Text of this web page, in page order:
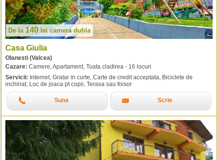
De la 140 leicamera dubla
Casa Giulia
Olanesti (Valcea)
Cazare: Camere, Apartament, Toata cladirea - 16 locuri
Servicii: Internet, Gratar in curte, Carte de credit acceptata, Biciclete de
inchiriat, Loc de joaca pt copii, Terasa sau foisor
Suna Scrie